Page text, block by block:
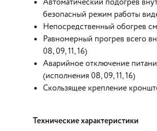
безопасный режим работы
Непосредственный обогрев
Равномерный прогрев всего
08, 09, 11, 16)
Аварийное отключение
(исполнения 08, 09, 11, 16)
Скользящее крепление
Технические характеристики